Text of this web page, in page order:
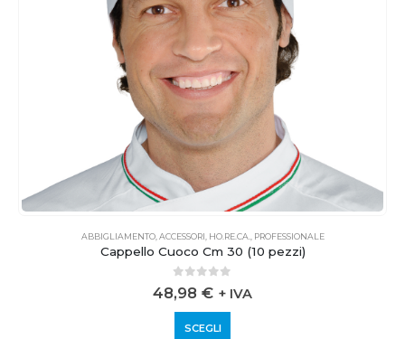
ABBIGLIAMENTO, ACCESSORI HO.RE.CA. PROFESSIONALE
Cappello Cuoco Cm 30 (10 pezzi)
0out of 5
48,98 € + IVA
SCEGLI